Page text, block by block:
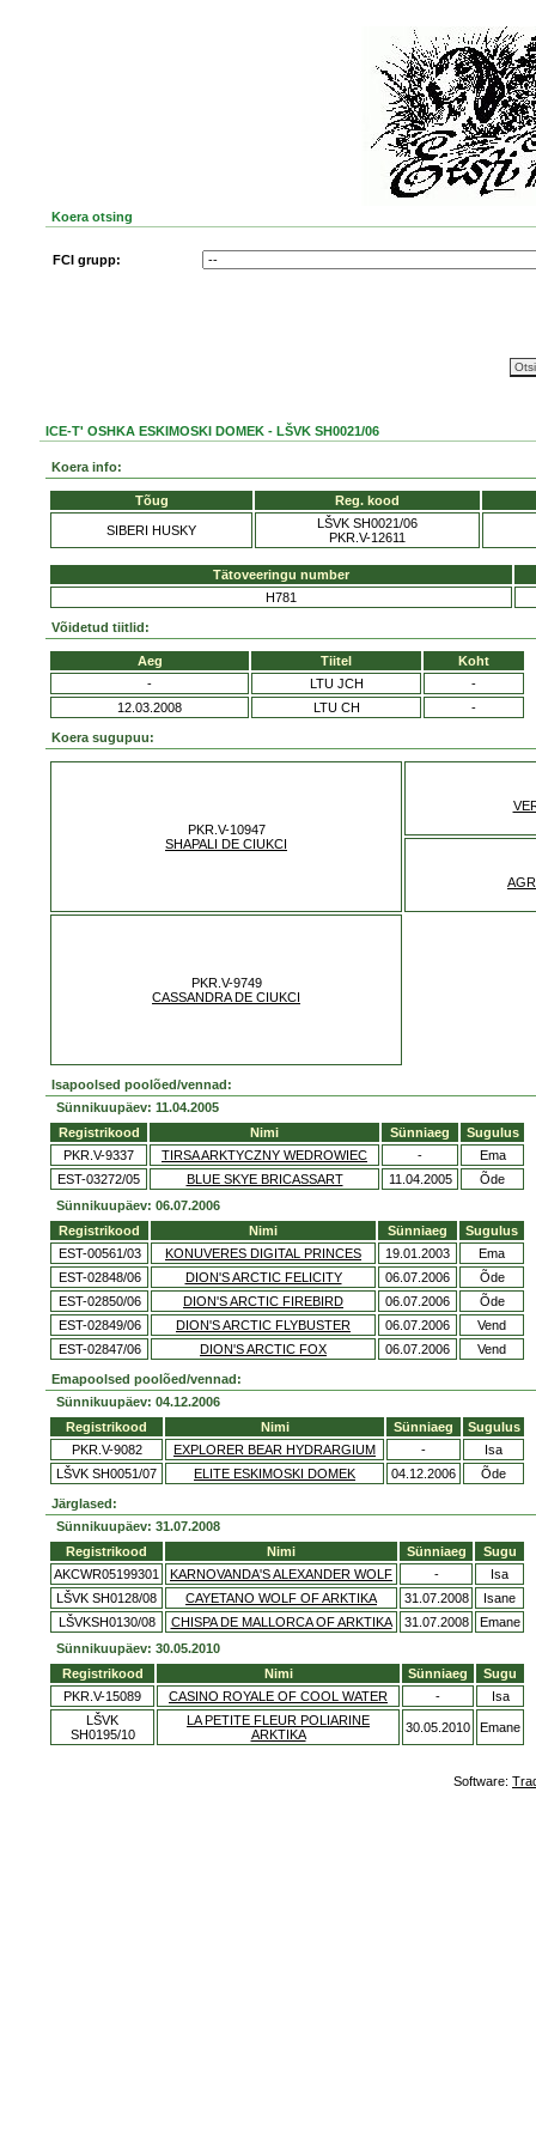
Koera otsing
FCI grupp:
ICE-T' OSHKA ESKIMOSKI DOMEK - LŠVK SH0021/06
Koera info:
Tõug Reg. kood
SIBERI HUSKY
LŠVK SH0021/06
PKR.V-12611
Tätoveeringu number
H781
Võidetud tiitlid:
Aeg Tiitel
Koht
-
LTU JCH
-
12.03.2008
LTU CH -
Koera sugupuu:
PKR.V-10947
SHAPALI DE CIUKCI
PKR.V-9749
CASSANDRA DE CIUKCI
Isapoolsed poolõed/vennad:
Sünnikuupäev: 11.04.2005
Registrikood
Nimi Sünniaeg
Sugulus
PKR.V-9337
TIRSA ARKTYCZNY WEDROWIEC -
Ema
EST-03272/05
BLUE SKYE BRICASSART 11.04.2005
Õde
Sünnikuupäev: 06.07.2006
Registrikood
Nimi Sünniaeg
Sugulus
EST-00561/03
KONUVERES DIGITAL PRINCES 19.01.2003
Ema
EST-02848/06
DION'S ARCTIC FELICITY 06.07.2006
Õde
EST-02850/06
DION'S ARCTIC FIREBIRD 06.07.2006
Õde
EST-02849/06
DION'S ARCTIC FLYBUSTER 06.07.2006
Vend
EST-02847/06
DION'S ARCTIC FOX 06.07.2006 Vend
Emapoolsed poolõed/vennad:
Sünnikuupäev: 04.12.2006
Registrikood
Nimi Sünniaeg
Sugulus
PKR.V-9082
EXPLORER BEAR HYDRARGIUM -
Isa
LŠVK SH0051/07
ELITE ESKIMOSKI DOMEK 04.12.2006 Õde
Järglased:
Sünnikuupäev: 31.07.2008
Registrikood
Nimi Sünniaeg
Sugu
AKCWR05199301
KARNOVANDA'S ALEXANDER WOLF -
Isa
LŠVK SH0128/08
CAYETANO WOLF OF ARKTIKA 31.07.2008
Isane
LŠVKSH0130/08
CHISPA DE MALLORCA OF ARKTIKA 31.07.2008
Emane
Sünnikuupäev: 30.05.2010
Registrikood
Nimi Sünniaeg
Sugu
PKR.V-15089
CASINO ROYALE OF COOL WATER -
Isa
LŠVK
SH0195/10
LA PETITE FLEUR POLIARINE
ARKTIKA
30.05.2010 Emane
Software: